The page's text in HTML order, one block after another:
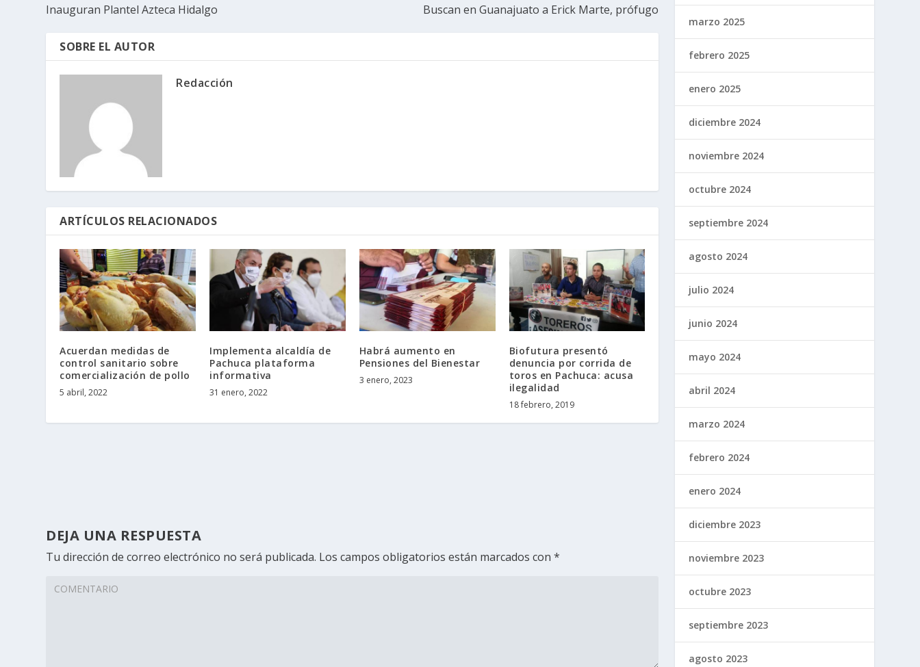
Inauguran Plantel Azteca Hidalgo Buscan en Guanajuato a Erick Marte, prófugo
SOBRE EL AUTOR
Redacción
ARTÍCULOS RELACIONADOS
Acuerdan medidas de
control sanitario sobre
comercialización de pollo
5 abril, 2022
Implementa alcaldía de
Pachuca plataforma
informativa
31 enero, 2022
Habrá aumento en
Pensiones del Bienestar
3 enero, 2023
Biofutura presentó
denuncia por corrida de
toros en Pachuca: acusa
ilegalidad
18 febrero, 2019
DEJA UNA RESPUESTA
Tu dirección de correo electrónico no será publicada. Los campos obligatorios están marcados con*
marzo 2025
febrero 2025
enero 2025
diciembre 2024
noviembre 2024
octubre 2024
septiembre 2024
agosto 2024
julio 2024
junio 2024
mayo 2024
abril 2024
marzo 2024
febrero 2024
enero 2024
diciembre 2023
noviembre 2023
octubre 2023
septiembre 2023
agosto 2023